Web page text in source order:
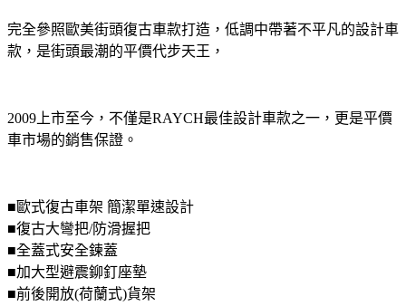
完全參照歐美街頭復古車款打造，低調中帶著不平凡的設計車
款，是街頭最潮的平價代步天王，
2009上市至今，不僅是RAYCH最佳設計車款之一，更是平價
車市場的銷售保證。
■歐式復古車架 簡潔單速設計
■復古大彎把/防滑握把
■全蓋式安全鍊蓋
■加大型避震鉚釘座墊
■前後開放(荷蘭式)貨架